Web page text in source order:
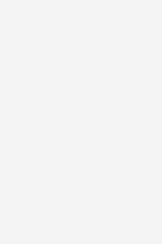
die konventionellen
deutlich verteuert. Ende Februar
auf die Ukraine. In der Folge lag
Dezember 2022 über
wurde für September 2022 mit